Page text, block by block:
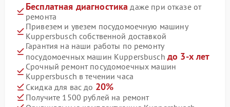
Бесплатная диагностика даже при отказе от
ремонта
Привезем и увезем посудомоечную машину
Kuppersbusch собственной доставкой
Гарантия на наши работы по ремонту
посудомоечных машин Kuppersbusch до 3-х лет
Срочный ремонт посудомоечных машин
Kuppersbusch в течении часа
Скидка для вас до 20%
Получите 1500 рублей на ремонт